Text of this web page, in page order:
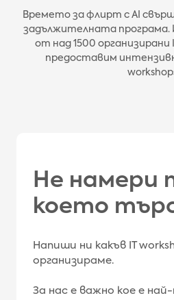
Времето за флирт с AI
задължителната програма.
от над 1500 организирани
предоставим
Не намери
което
Напиши ни какъв IT
организираме.
За нас е важно кое е